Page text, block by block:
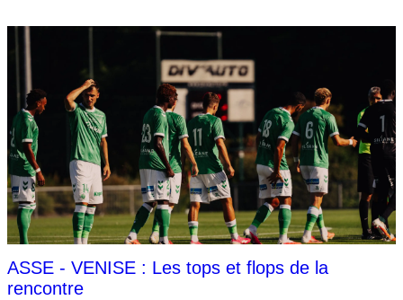
ASSE - VENISE : Les tops et flops de la
rencontre